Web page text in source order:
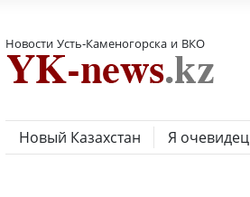
Новости Усть-Каменогорска и ВКО
Новый Казахстан Я очевидец